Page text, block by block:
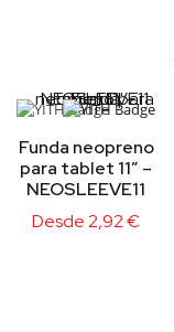
Funda neopreno
para tablet 11″ –
NEOSLEEVE11
Desde2,92€